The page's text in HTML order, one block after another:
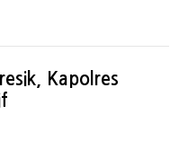
Kapolres